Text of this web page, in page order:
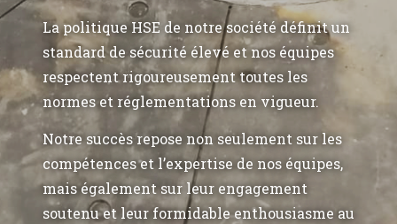
La politique HSE de notre société définit un
standard de sécurité élevé et nos équipes
respectent rigoureusement toutes les
normes et réglementations en vigueur.
Notre succès repose non seulement sur les
compétences et l’expertise de nos équipes,
mais également sur leur engagement
soutenu et leur formidable enthousiasme au